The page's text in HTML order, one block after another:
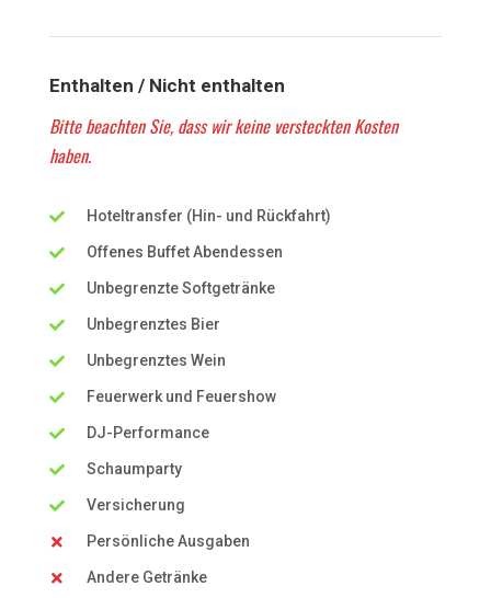
Enthalten / Nicht enthalten
Bitte beachten Sie, dass wir keine versteckten Kosten
haben.
Hoteltransfer (Hin- und Rückfahrt)
Offenes Buffet Abendessen
Unbegrenzte Softgetränke
Unbegrenztes Bier
Unbegrenztes Wein
Feuerwerk und Feuershow
DJ-Performance
Schaumparty
Versicherung
Persönliche Ausgaben
Andere Getränke